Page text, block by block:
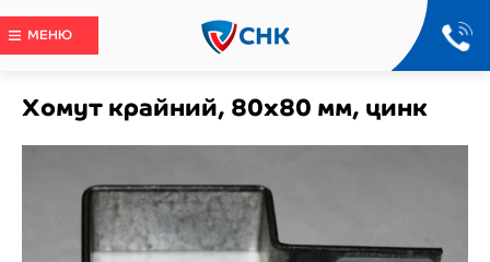
МЕНЮ
Хомут крайний, 80x80 мм, цинк